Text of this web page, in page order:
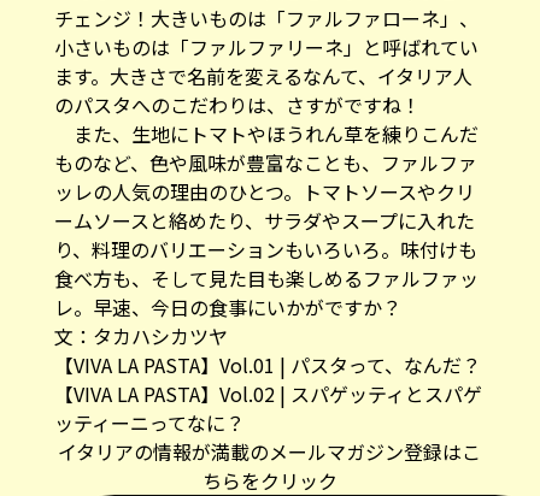
チェンジ！大きいものは「ファルファローネ」、
小さいものは「ファルファリーネ」と呼ばれてい
ます。大きさで名前を変えるなんて、イタリア人
のパスタへのこだわりは、さすがですね！
また、生地にトマトやほうれん草を練りこんだ
ものなど、色や風味が豊富なことも、ファルファ
ッレの人気の理由のひとつ。トマトソースやクリ
ームソースと絡めたり、サラダやスープに入れた
り、料理のバリエーションもいろいろ。味付けも
食べ方も、そして見た目も楽しめるファルファッ
レ。早速、今日の食事にいかがですか？
文：タカハシカツヤ
【VIVA LA PASTA】Vol.01 | パスタって、なんだ？
【VIVA LA PASTA】Vol.02 | スパゲッティとスパゲ
ッティーニってなに？
イタリアの情報が満載のメールマガジン登録はこ
ちらをクリック